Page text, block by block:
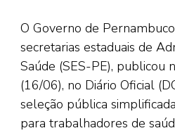
O Governo de
secretarias estaduais de
Saúde (SES-PE), publicou
(16/06), no Diário Oficial
seleção pública
para trabalhadores de